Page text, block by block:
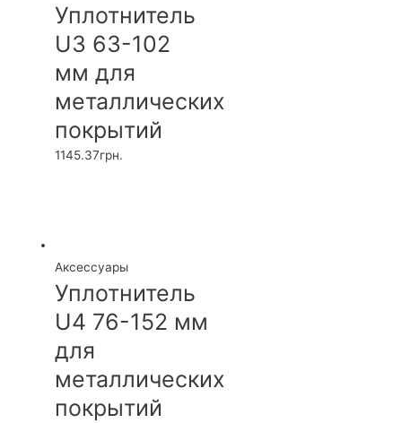
Уплотнитель
U3 63-102
мм для
металлических
покрытий
1145.37грн.
Аксессуары
Уплотнитель
U4 76-152 мм
для
металлических
покрытий